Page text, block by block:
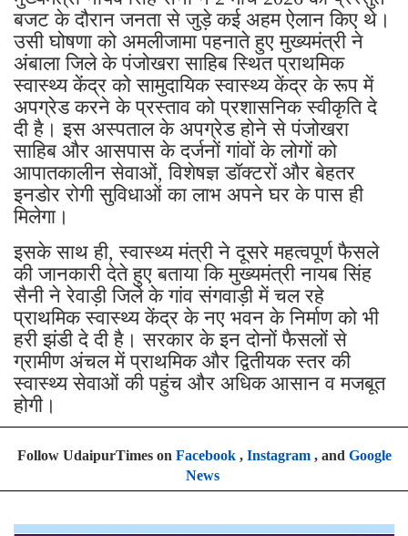
बजट के दौरान जनता से जुड़े कई अहम ऐलान किए थे।
उसी घोषणा को अमलीजामा पहनाते हुए मुख्यमंत्री ने
अंबाला जिले के पंजोखरा साहिब स्थित प्राथमिक
स्वास्थ्य केंद्र को सामुदायिक स्वास्थ्य केंद्र के रूप में
अपग्रेड करने के प्रस्ताव को प्रशासनिक स्वीकृति दे
दी है। इस अस्पताल के अपग्रेड होने से पंजोखरा
साहिब और आसपास के दर्जनों गांवों के लोगों को
आपातकालीन सेवाओं, विशेषज्ञ डॉक्टरों और बेहतर
इनडोर रोगी सुविधाओं का लाभ अपने घर के पास ही
मिलेगा।
इसके साथ ही, स्वास्थ्य मंत्री ने दूसरे महत्वपूर्ण फैसले
की जानकारी देते हुए बताया कि मुख्यमंत्री नायब सिंह
सैनी ने रेवाड़ी जिले के गांव संगवाड़ी में चल रहे
प्राथमिक स्वास्थ्य केंद्र के नए भवन के निर्माण को भी
हरी झंडी दे दी है। सरकार के इन दोनों फैसलों से
ग्रामीण अंचल में प्राथमिक और द्वितीयक स्तर की
स्वास्थ्य सेवाओं की पहुंच और अधिक आसान व मजबूत
होगी।
Follow UdaipurTimes on Facebook, Instagram, and Google
News